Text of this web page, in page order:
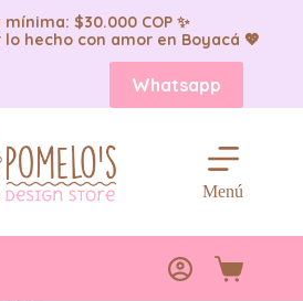
mínima: $30.000 COP ✨
hecho con amor en Boyacá 💖
Whatsapp
Menú
Carro